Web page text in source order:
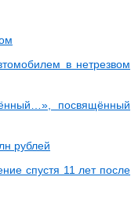
в нетрезвом
посвящённый
рублей
спустя 11 лет после